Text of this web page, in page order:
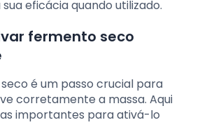
eficácia quando utilizado.
fermento seco
é um passo crucial para
corretamente a massa. Aqui
importantes para ativá-lo